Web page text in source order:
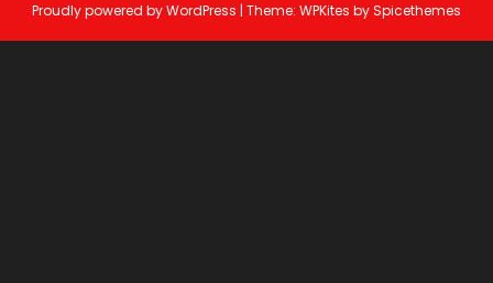
Proudly powered byWordPress | Theme: WPKites bySpicethemes